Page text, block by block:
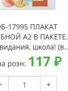
17995 ПЛАКАТ
А2 В ПАКЕТЕ.
школа! (в
упаковке, ВД-лак)
розн: 117 ₽
+